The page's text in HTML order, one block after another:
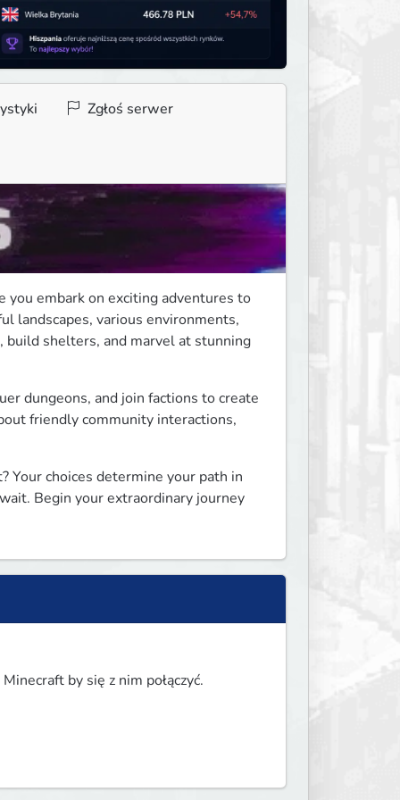
Zgłoś serwer
embark on exciting adventures to
landscapes, various environments,
build shelters, and marvel at stunning
dungeons, and join factions to create
friendly community interactions,
Your choices determine your path in
Begin your extraordinary journey
by się z nim połączyć.